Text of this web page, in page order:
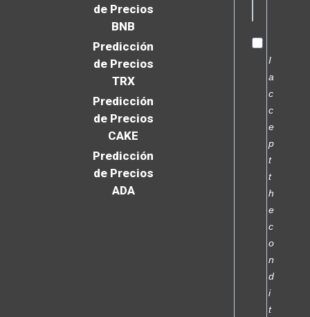
de Precios
BNB
Predicción
de Precios
TRX
Predicción
de Precios
CAKE
Predicción
de Precios
ADA
I
a
c
c
e
p
t
t
h
e
c
o
n
d
i
t